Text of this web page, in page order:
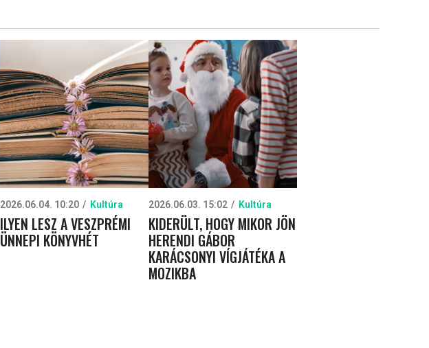
2026.06.04. 10:20 Kultúra
ILYEN LESZ A VESZPRÉMI
ÜNNEPI KÖNYVHÉT
2026.06.03. 15:02 Kultúra
KIDERÜLT, HOGY MIKOR JÖN
HERENDI GÁBOR
KARÁCSONYI VÍGJÁTÉKA A
MOZIKBA